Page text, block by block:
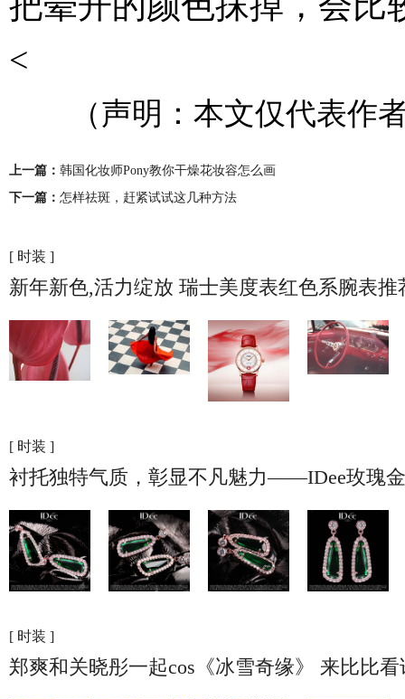
<
（声明：本文仅代表作者
上一篇： 韩国化妆师Pony教你干燥花妆容怎么画
下一篇： 怎样祛斑，赶紧试试这几种方法
[ 时装 ]
新年新色,活力绽放 瑞士美度表红色系腕表推
[ 时装 ]
衬托独特气质，彰显不凡魅力——IDee玫瑰
[ 时装 ]
郑爽和关晓彤一起cos《冰雪奇缘》 来比比